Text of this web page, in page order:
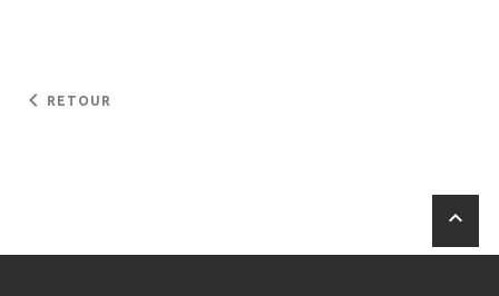
keyboard_arrow_left RETOUR
keyboard_arrow_up